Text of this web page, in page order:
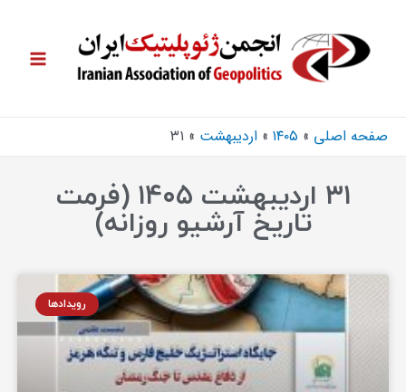
صفحه اصلی ۱۴۰۵ اردیبهشت ۳۱
۳۱ اردیبهشت ۱۴۰۵ (فرمت
تاریخ آرشیو روزانه)
رویدادها